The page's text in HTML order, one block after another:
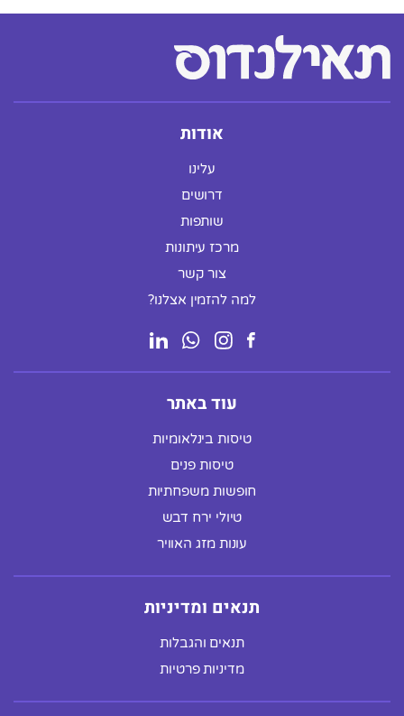
אודות
עלינו
דרושים
שותפות
מרכז עיתונות
צור קשר
למה להזמין אצלנו?
עוד באתר
טיסות בינלאומיות
טיסות פנים
חופשות משפחתיות
טיולי ירח דבש
עונות מזג האוויר
תנאים ומדיניות
תנאים והגבלות
מדיניות פרטיות